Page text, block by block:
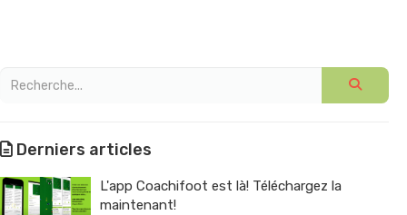
Derniers articles
L'app Coachifoot est là! Téléchargez la
maintenant!